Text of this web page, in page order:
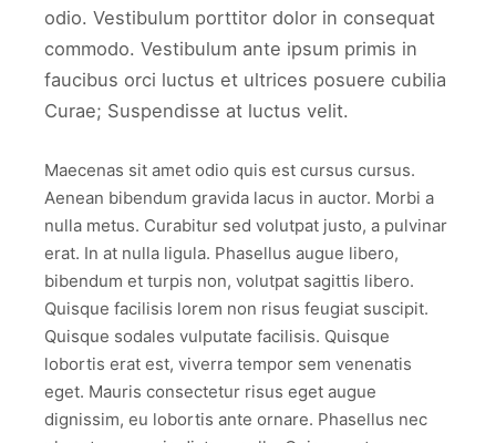
odio. Vestibulum porttitor dolor in consequat
commodo. Vestibulum ante ipsum primis in
faucibus orci luctus et ultrices posuere cubilia
Curae; Suspendisse at luctus velit.
Maecenas sit amet odio quis est cursus cursus.
Aenean bibendum gravida lacus in auctor. Morbi a
nulla metus. Curabitur sed volutpat justo, a pulvinar
erat. In at nulla ligula. Phasellus augue libero,
bibendum et turpis non, volutpat sagittis libero.
Quisque facilisis lorem non risus feugiat suscipit.
Quisque sodales vulputate facilisis. Quisque
lobortis erat est, viverra tempor sem venenatis
eget. Mauris consectetur risus eget augue
dignissim, eu lobortis ante ornare. Phasellus nec